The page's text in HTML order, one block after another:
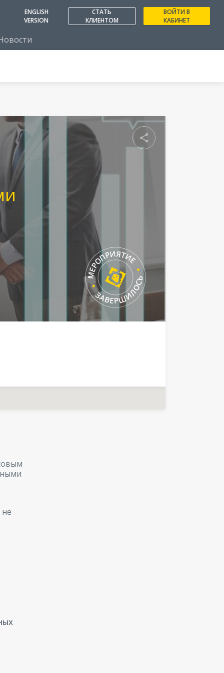
ENGLISH
VERSION
СТАТЬ
КЛИЕНТОМ
ВОЙТИ В
КАБИНЕТ
Поделиться